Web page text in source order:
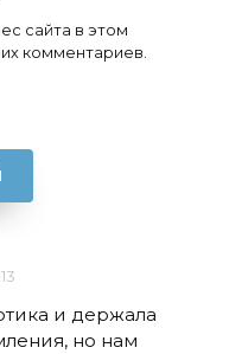
сайта в этом
комментариев.
и держала
но нам